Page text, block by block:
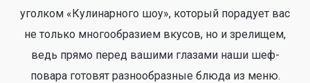
уголком «Кулинарного шоу», который порадует вас
не только многообразием вкусов, но и зрелищем,
ведь прямо перед вашими глазами наши шеф-
повара готовят разнообразные блюда из меню.